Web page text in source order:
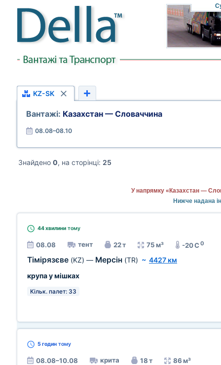
KZ-SK
Вантажі: Казахстан — Словаччина
08.08–08.10
Знайдено 0, на сторінці: 25
У напрямку «Казахстан —
Нижче надана
44 хвилини тому
08.08 тент 22 т 75 м³ -20 C0
Тімірязєве (KZ) — Мерсін (TR) ~ 4427 км
крупа у мішках
Кільк. палет: 33
5 годин тому
08.08–10.08 крита 18 т 86 м³